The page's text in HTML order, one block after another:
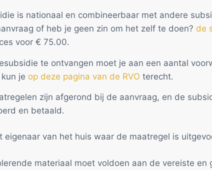
is nationaal en combineerbaar met andere
of heb je geen zin om het zelf te doen? de
voor € 75.00.
te ontvangen moet je aan een aantal
je op deze pagina van de RVO terecht.
zijn afgerond bij de aanvraag, en de
en betaald.
eigenaar van het huis waar de maatregel is
materiaal moet voldoen aan de vereiste en